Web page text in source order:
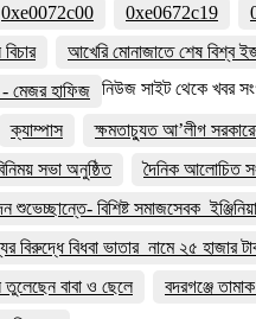
0xe0072c00
0xe0672c19
আখেরি মোনাজাতে শেষ বিশ্ব
- মেজর হাফিজ
ক্যাম্পাস
ক্ষমতাচ্যুত আ’লীগ
সভা অনুষ্ঠিত
দৈনিক আলোচিত
শুভেচ্ছান্তে- বিশিষ্ট সমাজসেবক
বিরুদ্ধে বিধবা ভাতার নামে ২৫ হাজার
তুলেছেন বাবা ও ছেলে
বদরগঞ্জে
নিউজ সাইট থেকে খবর